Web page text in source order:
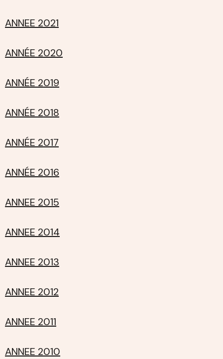
ANNEE 2021
ANNÉE 2020
ANNÉE 2019
ANNÉE 2018
ANNÉE 2017
ANNÉE 2016
ANNEE 2015
ANNEE 2014
ANNEE 2013
ANNEE 2012
ANNEE 2011
ANNEE 2010